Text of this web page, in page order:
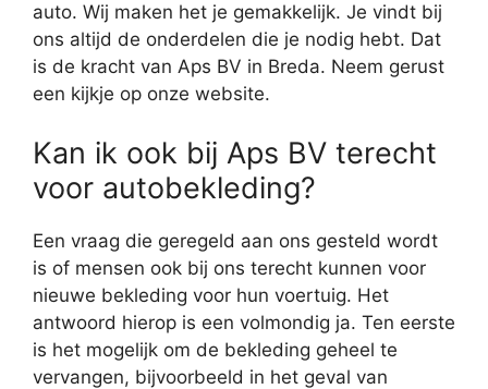
auto. Wij maken het je gemakkelijk. Je vindt bij
ons altijd de onderdelen die je nodig hebt. Dat
is de kracht van Aps BV in Breda. Neem gerust
een kijkje op onze website.
Kan ik ook bij Aps BV terecht
voor autobekleding?
Een vraag die geregeld aan ons gesteld wordt
is of mensen ook bij ons terecht kunnen voor
nieuwe bekleding voor hun voertuig. Het
antwoord hierop is een volmondig ja. Ten eerste
is het mogelijk om de bekleding geheel te
vervangen, bijvoorbeeld in het geval van